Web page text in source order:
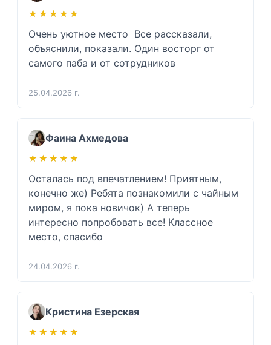
★★★★★
★★★★★
Очень уютное место  Все рассказали,
объяснили, показали. Один восторг от
самого паба и от сотрудников
25.04.2026 г.
Фаина Ахмедова
★★★★★
★★★★★
Осталась под впечатлением! Приятным,
конечно же) Ребята познакомили с чайным
миром, я пока новичок) А теперь
интересно попробовать все! Классное
место, спасибо
24.04.2026 г.
Кристина Езерская
★★★★★
★★★★★